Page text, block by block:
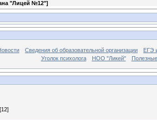
"Лицей №12"]
Сведения об образовательной организации
ЕГЭ
Уголок психолога
НОО "Ликей"
[12]